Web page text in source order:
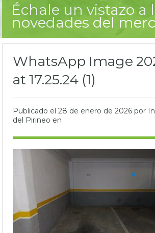
Échale un vistazo a
novedades del
WhatsApp Image
at 17.25.24 (1)
Publicado el 28 de enero de 2026 por
del Pirineo en